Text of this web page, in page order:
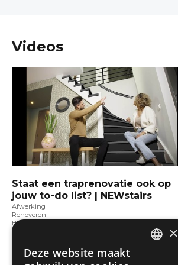
Videos
Staat een traprenovatie ook op
jouw to-do list? | NEWstairs
Afwerking
Renoveren
Bouwprojecten
Binnenafwerking
×
Deze website maakt